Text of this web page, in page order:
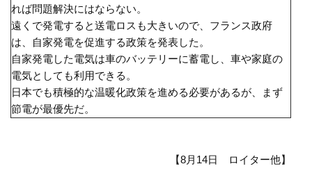
れば問題解決にはならない。
遠くで発電すると送電ロスも大きいので、フランス政府
は、自家発電を促進する政策を発表した。
自家発電した電気は車のバッテリーに蓄電し、車や家庭の
電気としても利用できる。
日本でも積極的な温暖化政策を進める必要があるが、まず
節電が最優先だ。
【8月14日 ロイター他】